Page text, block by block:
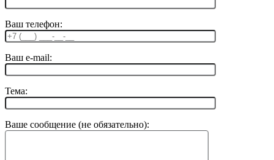
Ваш телефон:
Ваш e-mail:
Тема:
Ваше сообщение (не обязательно):